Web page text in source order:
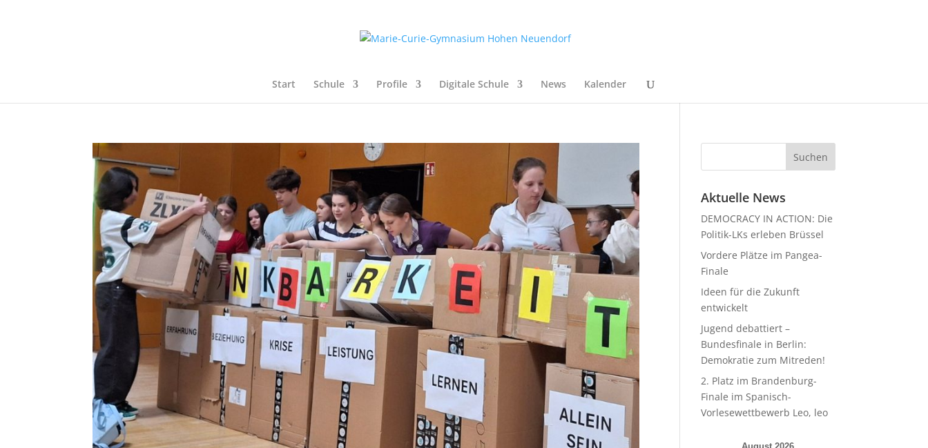
Start Schule Profile Digitale Schule News Kalender
Aktuelle News
DEMOCRACY IN ACTION: Die
Politik-LKs erleben Brüssel
Vordere Plätze im Pangea-
Finale
Ideen für die Zukunft
entwickelt
Jugend debattiert –
Bundesfinale in Berlin:
Demokratie zum Mitreden!
2. Platz im Brandenburg-
Finale im Spanisch-
Vorlesewettbewerb Leo, leo